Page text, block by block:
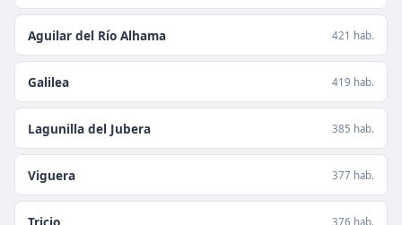
Aguilar del Río Alhama 421 hab.
Galilea 419 hab.
Lagunilla del Jubera 385 hab.
Viguera 377 hab.
376 hab.